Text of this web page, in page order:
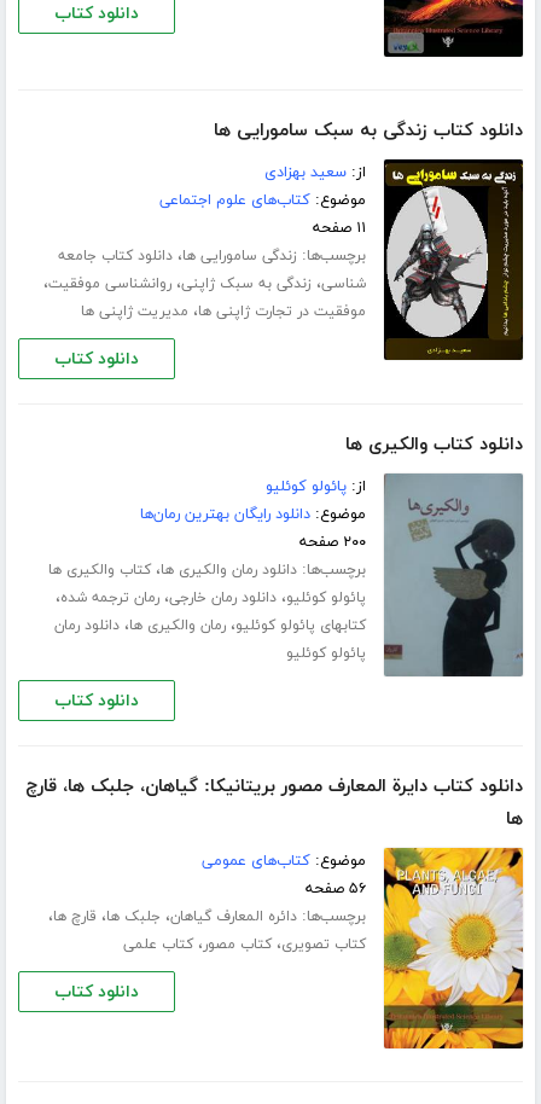
دانلود کتاب
دانلود کتاب زندگی به سبک سامورایی ها
از:سعید بهزادی
موضوع:کتاب‌های علوم اجتماعی
۱۱ صفحه
برچسب‌ها: زندگی سامورایی ها،دانلود کتاب جامعه
شناسی، زندگی به سبک ژاپنی،روانشناسی موفقیت،
موفقیت در تجارت ژاپنی ها، مدیریت ژاپنی ها
دانلود کتاب
دانلود کتاب والکیری ها
از:پائولو کوئلیو
موضوع:دانلود رایگان بهترین رمان‌ها
۲۰۰ صفحه
برچسب‌ها:دانلود رمان والکیری ها،کتاب والکیری ها
پائولو کوئلیو،دانلود رمان خارجی،رمان ترجمه شده،
کتابهای پائولو کوئلیو،رمان والکیری ها،دانلود رمان
پائولو کوئلیو
دانلود کتاب
دانلود کتاب دایرة المعارف مصور بریتانیکا: گیاهان، جلبک ها، قارچ
ها
موضوع:کتاب‌های عمومی
۵۶ صفحه
برچسب‌ها:دائره المعارف گیاهان، جلبک ها، قارچ ها،
کتاب تصویری،کتاب مصور،کتاب علمی
دانلود کتاب